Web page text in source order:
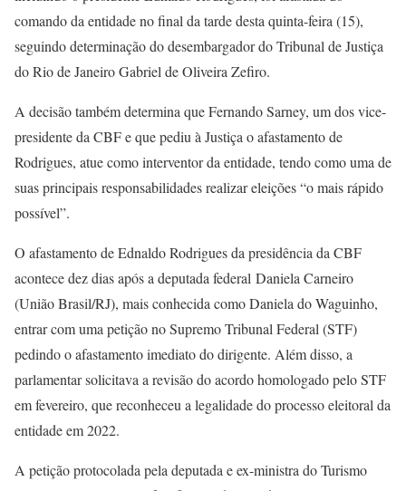
comando da entidade no final da tarde desta quinta-feira (15),
seguindo determinação do desembargador do Tribunal de Justiça
do Rio de Janeiro Gabriel de Oliveira Zefiro.
A decisão também determina que Fernando Sarney, um dos vice-
presidente da CBF e que pediu à Justiça o afastamento de
Rodrigues, atue como interventor da entidade, tendo como uma de
suas principais responsabilidades realizar eleições “o mais rápido
possível”.
O afastamento de Ednaldo Rodrigues da presidência da CBF
acontece dez dias após a deputada federal Daniela Carneiro
(União Brasil/RJ), mais conhecida como Daniela do Waguinho,
entrar com uma petição no Supremo Tribunal Federal (STF)
pedindo o afastamento imediato do dirigente. Além disso, a
parlamentar solicitava a revisão do acordo homologado pelo STF
em fevereiro, que reconheceu a legalidade do processo eleitoral da
entidade em 2022.
A petição protocolada pela deputada e ex-ministra do Turismo